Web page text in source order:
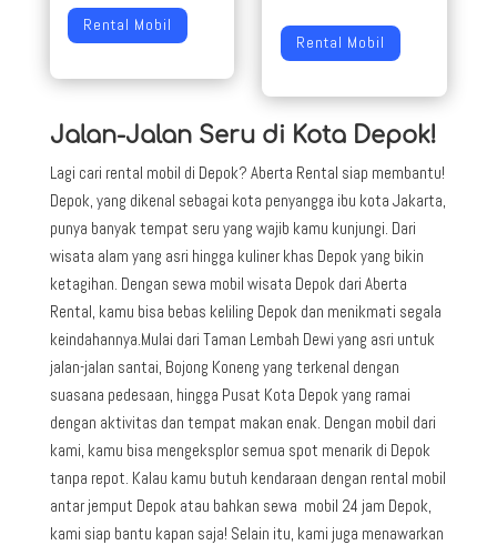
Rental Mobil
Rental Mobil
Jalan-Jalan Seru di Kota Depok!
Lagi cari rental mobil di Depok? Aberta Rental siap membantu!
Depok, yang dikenal sebagai kota penyangga ibu kota Jakarta,
punya banyak tempat seru yang wajib kamu kunjungi. Dari
wisata alam yang asri hingga kuliner khas Depok yang bikin
ketagihan. Dengan sewa mobil wisata Depok dari Aberta
Rental, kamu bisa bebas keliling Depok dan menikmati segala
keindahannya.Mulai dari Taman Lembah Dewi yang asri untuk
jalan-jalan santai, Bojong Koneng yang terkenal dengan
suasana pedesaan, hingga Pusat Kota Depok yang ramai
dengan aktivitas dan tempat makan enak. Dengan mobil dari
kami, kamu bisa mengeksplor semua spot menarik di Depok
tanpa repot. Kalau kamu butuh kendaraan dengan rental mobil
antar jemput Depok atau bahkan sewa mobil 24 jam Depok,
kami siap bantu kapan saja! Selain itu, kami juga menawarkan